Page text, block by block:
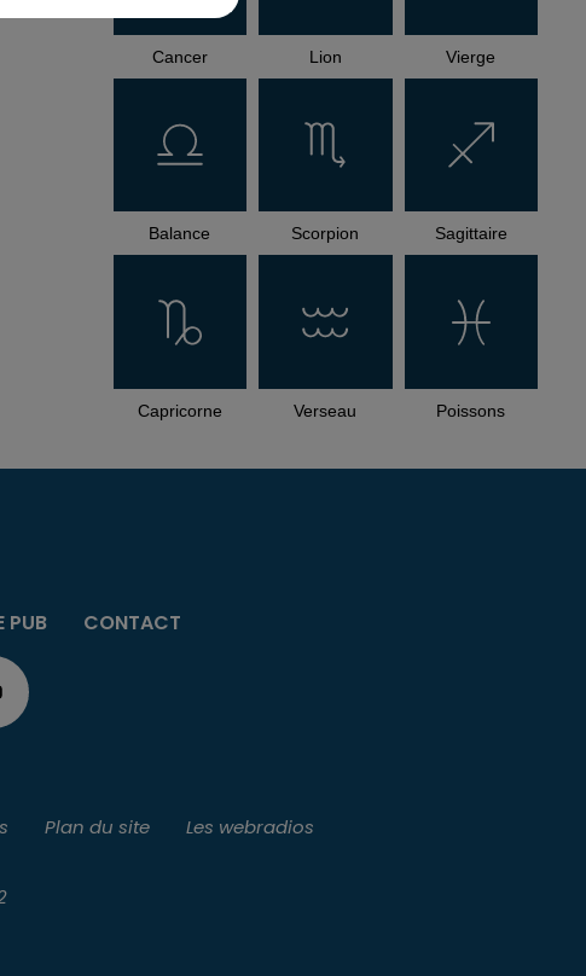
Cancer Lion Vierge
Balance Scorpion Sagittaire
Capricorne Verseau Poissons
PUB CONTACT
Plan du site Les webradios